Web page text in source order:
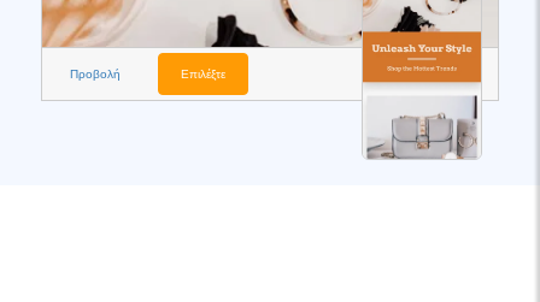
Προβολή Επιλέξτε